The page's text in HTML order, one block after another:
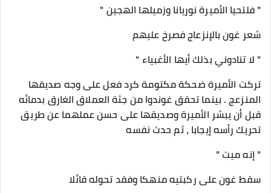
" فلتحيا الأميرة نوريانا وزميلها الهجين "
شعر غون بالإنزعاج فصرخ عليهم
" لا تنادوني بذلك أيها الأغبياء "
تركت الأميرة ضحكة مكتومة كرد فعل على وجه صديقها
المنزعج . بينما تحقق غوندوا من جثة العملاق الغارق بدمائه
قبل أن يبشر الأميرة وصديقها على حسن عملهما عن طريق
تحريك رأسه إيجابا ، ثم حدث نفسه
" إنه ميت "
سقط غون على ركبتيه منهكا وفقد تحوله قائلا